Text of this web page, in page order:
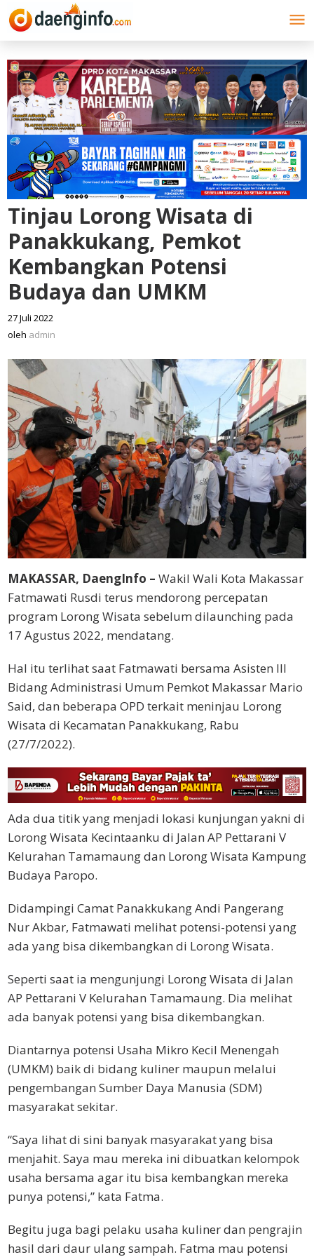
Lewati
ke
Tinjau Lorong Wisata di
Panakkukang, Pemkot
Kembangkan Potensi
Budaya dan UMKM
27 Juli 2022
oleh admin
MAKASSAR, DaengInfo – Wakil Wali Kota Makassar
Fatmawati Rusdi terus mendorong percepatan
program Lorong Wisata sebelum dilaunching pada
17 Agustus 2022, mendatang.
Hal itu terlihat saat Fatmawati bersama Asisten III
Bidang Administrasi Umum Pemkot Makassar Mario
Said, dan beberapa OPD terkait meninjau Lorong
Wisata di Kecamatan Panakkukang, Rabu
(27/7/2022).
Ada dua titik yang menjadi lokasi kunjungan yakni di
Lorong Wisata Kecintaanku di Jalan AP Pettarani V
Kelurahan Tamamaung dan Lorong Wisata Kampung
Budaya Paropo.
Didampingi Camat Panakkukang Andi Pangerang
Nur Akbar, Fatmawati melihat potensi-potensi yang
ada yang bisa dikembangkan di Lorong Wisata.
Seperti saat ia mengunjungi Lorong Wisata di Jalan
AP Pettarani V Kelurahan Tamamaung. Dia melihat
ada banyak potensi yang bisa dikembangkan.
Diantarnya potensi Usaha Mikro Kecil Menengah
(UMKM) baik di bidang kuliner maupun melalui
pengembangan Sumber Daya Manusia (SDM)
masyarakat sekitar.
“Saya lihat di sini banyak masyarakat yang bisa
menjahit. Saya mau mereka ini dibuatkan kelompok
usaha bersama agar itu bisa kembangkan mereka
punya potensi,” kata Fatma.
Begitu juga bagi pelaku usaha kuliner dan pengrajin
hasil dari daur ulang sampah. Fatma mau potensi